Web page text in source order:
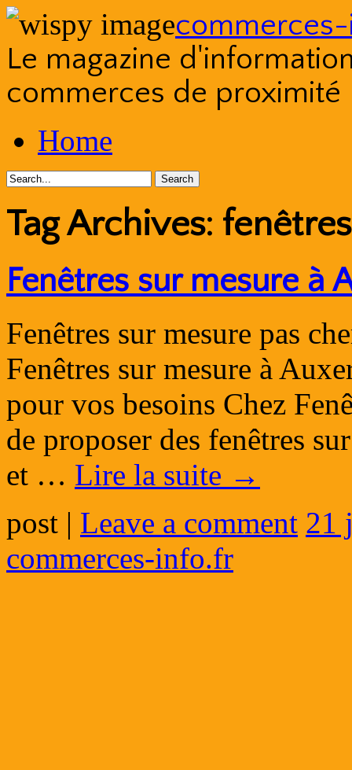
Le magazine
commerces de proximité
to
contentHome
Tag Archives:
Fenêtres sur mesure à
Fenêtres sur mesure pas
Fenêtres sur mesure à
pour vos besoins Chez
de proposer des fenêtres
et … Lire la suite →
post | Leave a comment 21
commerces-info.fr